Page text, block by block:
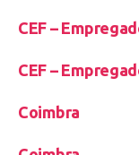
CEF –
CEF –
Coimbra